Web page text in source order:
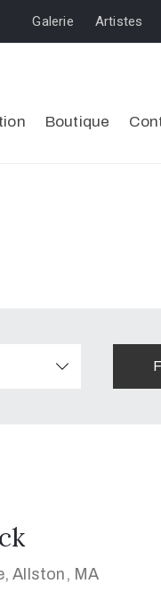
Galerie Artistes
Boutique
Allston, MA